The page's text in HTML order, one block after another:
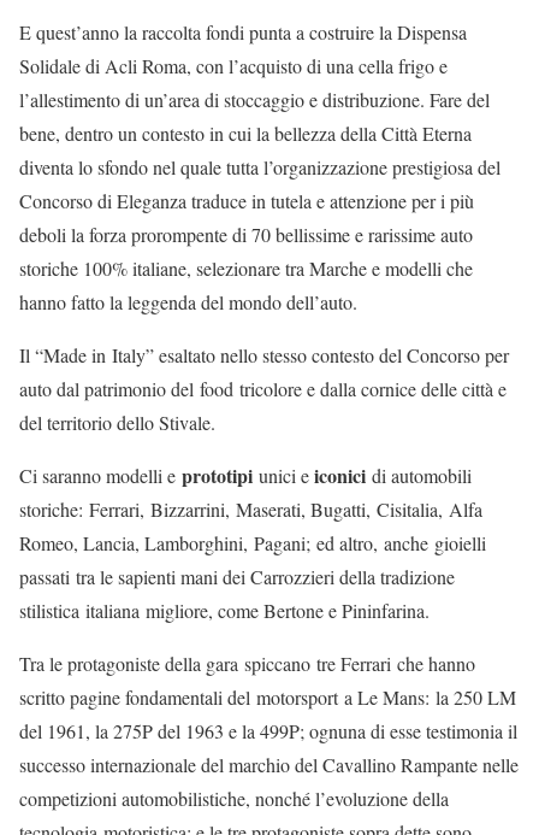
E quest’anno la raccolta fondi punta a costruire la Dispensa
Solidale di Acli Roma, con l’acquisto di una cella frigo e
l’allestimento di un’area di stoccaggio e distribuzione. Fare del
bene, dentro un contesto in cui la bellezza della Città Eterna
diventa lo sfondo nel quale tutta l’organizzazione prestigiosa del
Concorso di Eleganza traduce in tutela e attenzione per i più
deboli la forza prorompente di 70 bellissime e rarissime auto
storiche 100% italiane, selezionare tra Marche e modelli che
hanno fatto la leggenda del mondo dell’auto.
Il “Made in Italy” esaltato nello stesso contesto del Concorso per
auto dal patrimonio del food tricolore e dalla cornice delle città e
del territorio dello Stivale.
Ci saranno modelli e prototipi unici eiconici di automobili
storiche: Ferrari, Bizzarrini, Maserati, Bugatti, Cisitalia, Alfa
Romeo, Lancia, Lamborghini, Pagani; ed altro, anche gioielli
passati tra le sapienti mani dei Carrozzieri della tradizione
stilistica italiana migliore, come Bertone e Pininfarina.
Tra le protagoniste della gara spiccano tre Ferrari che hanno
scritto pagine fondamentali del motorsport a Le Mans: la 250 LM
del 1961, la 275P del 1963 e la 499P; ognuna di esse testimonia il
successo internazionale del marchio del Cavallino Rampante nelle
competizioni automobilistiche, nonché l’evoluzione della